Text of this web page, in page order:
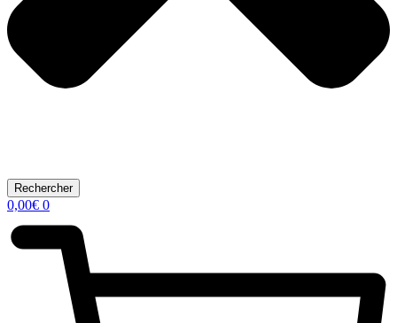
Rechercher
0,00€ 0